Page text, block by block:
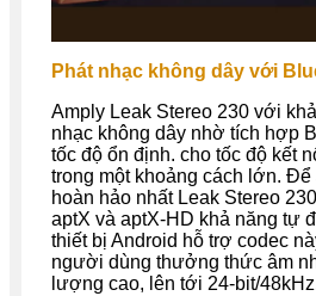
Phát nhạc không dây với
Amply Leak Stereo 230 với
nhạc không dây nhờ tích hợp
tốc độ ổn định. cho tốc độ kết
trong một khoảng cách lớn.
hoàn hảo nhất Leak Stereo
aptX và aptX-HD khả năng tự
thiết bị Android hỗ trợ codec
người dùng thưởng thức âm
lượng cao, lên tới 24-bit/